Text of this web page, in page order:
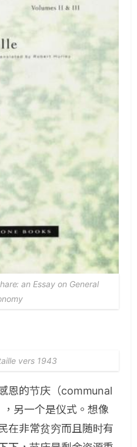
an Essay on General
vers 1943
恩的节庆（communal
另一个是仪式。想像
在非常贫穷而且随时有